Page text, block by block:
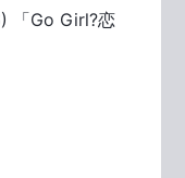
「Go Girl?恋